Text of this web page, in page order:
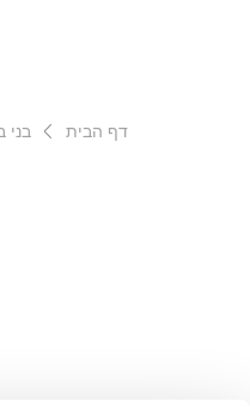
דף הבית בני